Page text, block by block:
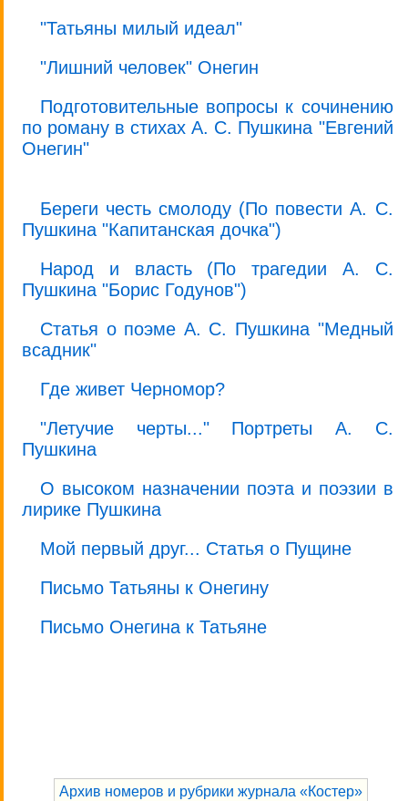
"Татьяны милый идеал"
"Лишний человек" Онегин
Подготовительные вопросы к сочинению
по роману в стихах А. С. Пушкина "Евгений
Онегин"
Береги честь смолоду (По повести А. С.
Пушкина "Капитанская дочка")
Народ и власть (По трагедии А. С.
Пушкина "Борис Годунов")
Статья о поэме А. С. Пушкина "Медный
всадник"
Где живет Черномор?
"Летучие черты..." Портреты А. С.
Пушкина
О высоком назначении поэта и поэзии в
лирике Пушкина
Мой первый друг... Статья о Пущине
Письмо Татьяны к Онегину
Письмо Онегина к Татьяне
Архив номеров и рубрики журнала «Костер»